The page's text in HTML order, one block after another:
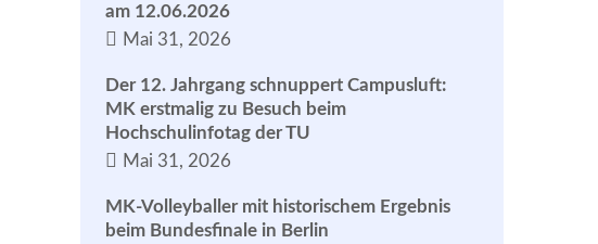
am 12.06.2026
Mai 31, 2026
Der 12. Jahrgang schnuppert Campusluft:
MK erstmalig zu Besuch beim
Hochschulinfotag der TU
Mai 31, 2026
MK-Volleyballer mit historischem Ergebnis
beim Bundesfinale in Berlin